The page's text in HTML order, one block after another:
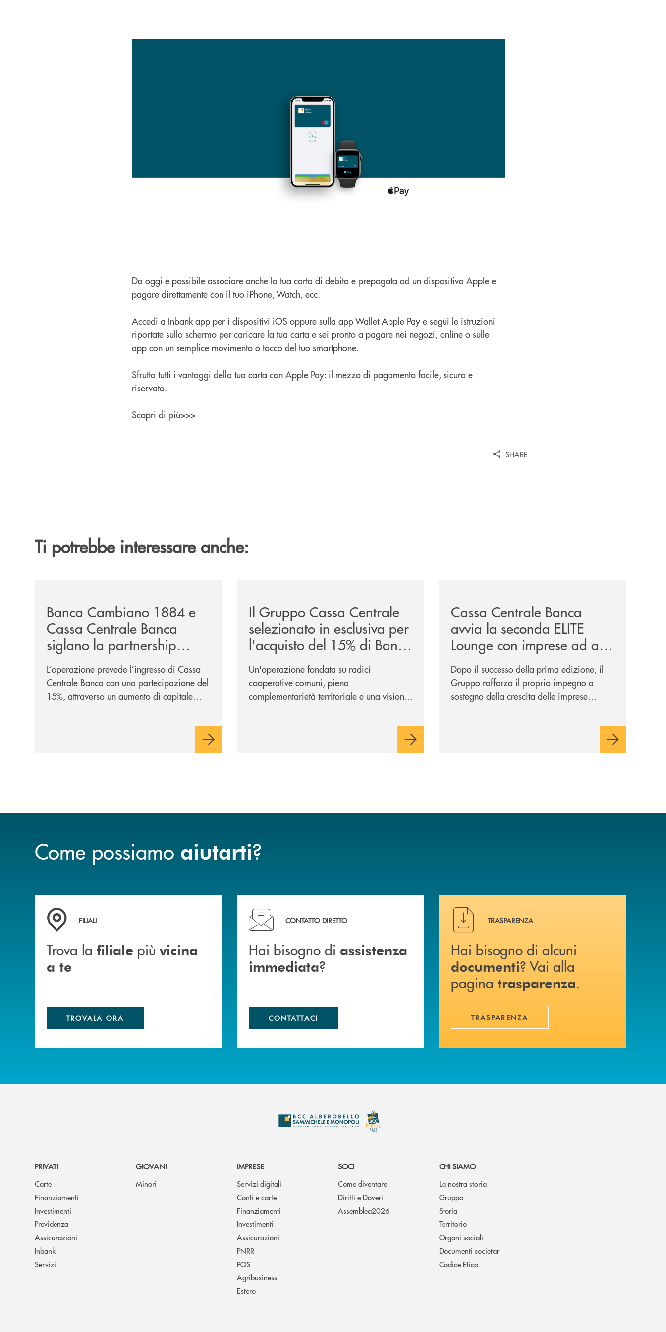
Da oggi è possibile associare anche la tua carta di debito e prepagata ad un dispositivo Apple e
pagare direttamente con il tuo iPhone, Watch, ecc.
Accedi a Inbank app per i dispositivi iOS oppure sulla app Wallet Apple Pay e segui le istruzioni
riportate sullo schermo per caricare la tua carta e sei pronto a pagare nei negozi, online o sulle
app con un semplice movimento o tocco del tuo smartphone.
Sfrutta tutti i vantaggi della tua carta con Apple Pay: il mezzo di pagamento facile, sicuro e
riservato.
Scopri di più>>>
SHARE
Ti potrebbe interessare anche:
Banca Cambiano 1884 e
Cassa Centrale Banca
siglano la partnership
strategica
L’operazione prevede l’ingresso di Cassa
Centrale Banca con una partecipazione del
15%, attraverso un aumento di capitale
sulla condivisione di valori comuni e sulla
prossimità ai territori, per ampliare l’offerta
Il Gruppo Cassa Centrale
selezionato in esclusiva per
l'acquisto del 15% di Banca
Cambiano 1884
Un'operazione fondata su radici
cooperative comuni, piena
complementarietà territoriale e una visione
Cassa Centrale Banca
avvia la seconda ELITE
Lounge con imprese ad alto
potenziale
Dopo il successo della prima edizione, il
Gruppo rafforza il proprio impegno a
sostegno della crescita delle imprese
Come possiamo aiutarti?
Trova la filiale più vicina a te
FILIALI
Trova la filiale più vicina
a te
TROVALA ORA
Hai bisogno di assistenza immediata ?
CONTATTO DIRETTO
Hai bisogno di assistenza
immediata?
CONTATTACI
Hai bisogno di alcuni documenti ? Vai alla pagina
TRASPARENZA
Hai bisogno di alcuni
documenti? Vai alla
pagina trasparenza.
TRASPARENZA
PRIVATI
Carte
Finanziamenti
Investimenti
Previdenza
Assicurazioni
Inbank
Servizi
GIOVANI
Minori
IMPRESE
Servizi digitali
Conti e carte
Finanziamenti
Investimenti
Assicurazioni
PNRR
POS
Agribusiness
Estero
SOCI
Come diventare
Diritti e Doveri
Assemblea2026
CHI SIAMO
La nostra storia
Gruppo
Storia
Territorio
Organi sociali
Documenti societari
Codice Etico